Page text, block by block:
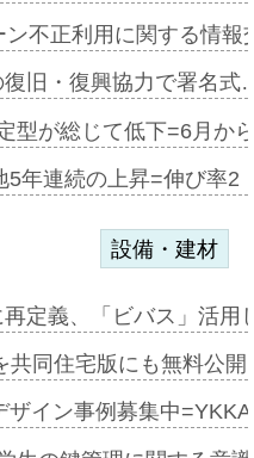
ン不正利用に関する情
復旧・復興協力で署名
型が総じて低下=6月か
5年連続の上昇=伸び率
設備・建材
定義、「ビバス」活
共同住宅版にも無料公
ザイン事例募集中